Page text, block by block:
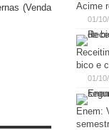
(Venda
Acime
01/
bico e
01/
Enem: